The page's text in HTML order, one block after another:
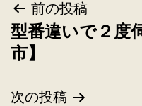
前の投稿
型番違いで２度
市】
次の投稿